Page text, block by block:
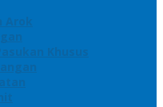
Arok
Khusus